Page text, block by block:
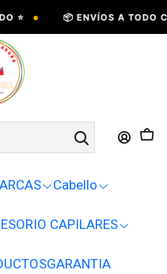
• 📦 ENVÍOS A TODO
Cabello
CAPILARES
GARANTIA